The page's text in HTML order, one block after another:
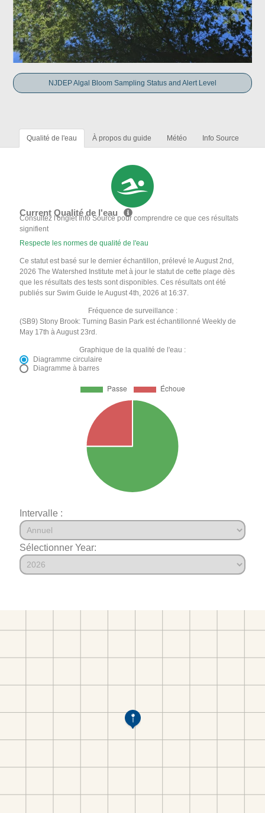
NJDEP Algal Bloom Sampling Status and Alert Level
Qualité de l'eau À propos du guide Météo Info Source
Current Qualité de l'eau
Consultez l'onglet Info Source pour comprendre ce que ces résultats
signifient
Respecte les normes de qualité de l'eau
Ce statut est basé sur le dernier échantillon, prélevé le August 2nd,
2026 The Watershed Institute met à jour le statut de cette plage dès
que les résultats des tests sont disponibles. Ces résultats ont été
publiés sur Swim Guide le August 4th, 2026 at 16:37.
Fréquence de surveillance :
(SB9) Stony Brook: Turning Basin Park est échantillonné Weekly de
May 17th à August 23rd.
Graphique de la qualité de l'eau :
Diagramme circulaire
Diagramme à barres
Intervalle :
Sélectionner Year: